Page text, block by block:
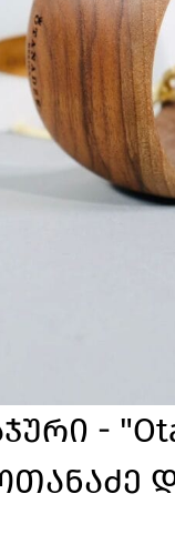
-
Ოთანაძე